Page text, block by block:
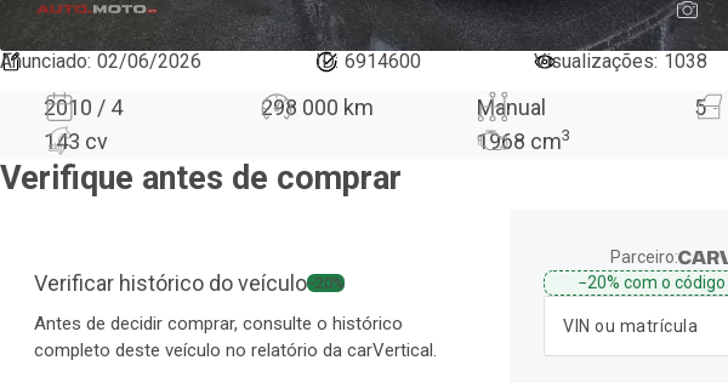
7
Anunciado: 02/06/2026 ID: 6914600 Visualizações: 1038
2010 / 4 298 000 km Manual 5
143 cv
1968 cm3
Verifique antes de comprar
Verificar histórico do veículo−20%
Antes de decidir comprar, consulte o histórico
completo deste veículo no relatório da carVertical.
Parceiro:
−20%com o código